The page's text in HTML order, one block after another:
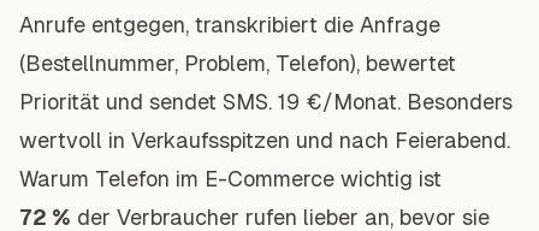
Anrufe entgegen, transkribiert die Anfrage
(Bestellnummer, Problem, Telefon), bewertet
Priorität und sendet SMS. 19 €/Monat. Besonders
wertvoll in Verkaufsspitzen und nach Feierabend.
Warum Telefon im E-Commerce wichtig ist
72 % der Verbraucher rufen lieber an, bevor sie